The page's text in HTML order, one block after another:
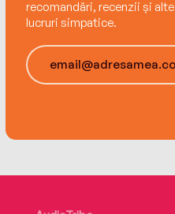
recomandări, recenzii și alte
lucruri simpatice.